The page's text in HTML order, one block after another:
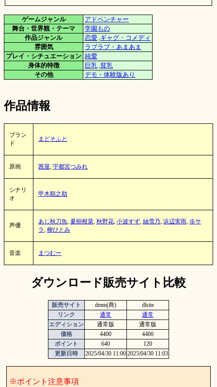
ゲームジャンル
アドベンチャー
舞台・世界観・テーマ
学園もの
作品ジャンル
恋愛 ,ギャグ・コメディ
雰囲気
ラブラブ・あまあま
プレイ・シチュエーション 純愛
身体的特徴
巨乳 ,貧乳
その他
デモ・体験版あり
作品情報
ブラン
ド
まどそふと
原画 茜屋, 宇都宮つみれ
シナリ
オ
甲木順之助
声優
あじ秋刀魚, 夏樹柑菜, 秋野花, 小波すず, 紬雪乃, 浜辺実雨, 歩サ
ラ, 柳ひとみ
音楽 まつむー
ダウンロード販売サイト比較
販売サイト dmm(商)
dlsite
リンク
通常
通常
エディション
通常版
通常版
価格
4400
4400
ポイント
640
120
更新日時
2025/04/30 11:00 2025/04/30 11:03
※ポイント注意事項